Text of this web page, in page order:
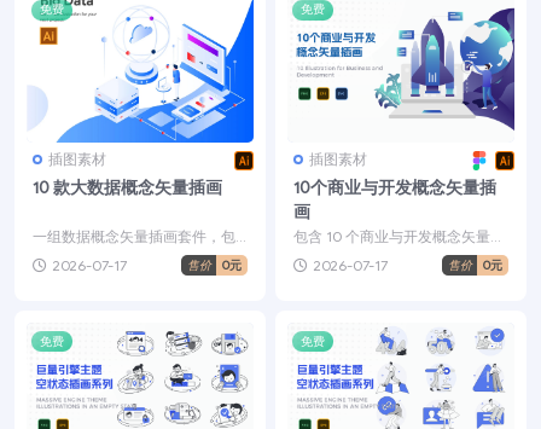
免费
插图素材
10 款大数据概念矢量插画
一组数据概念矢量插画套件，包
含10张独特精美的插画，非常适
合 UI/UX 设计、...
2026-07-17 售价 0元
免费
插图素材
10个商业与开发概念矢量插
画
包含 10 个商业与开发概念矢量插
画，适配网页与移动端设计，助
力打造精美视觉效果...
2026-07-17 售价 0元
免费 免费